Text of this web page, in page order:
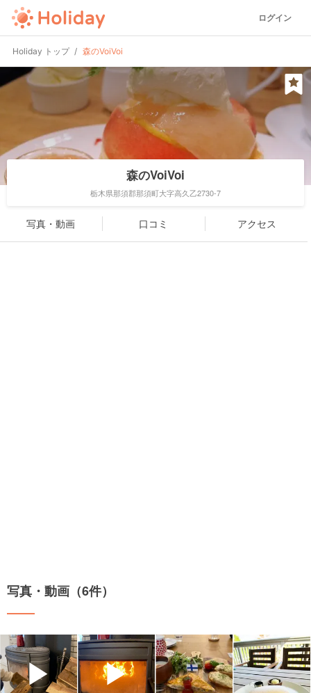
ログイン
Holiday トップ 森のVoiVoi
森のVoiVoi
栃木県那須郡那須町大字高久乙2730-7
写真・動画 口コミ アクセス
写真・動画（6件）
▶ ▶